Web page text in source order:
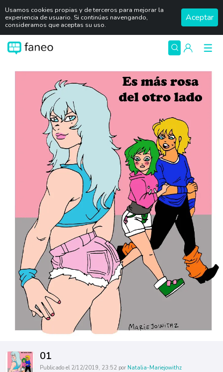
Usamos cookies propias y de terceros para mejorar la
experiencia de usuario. Si continúas navengando,
consideramos que aceptas su uso.
Aceptar
01
Publicado el 2/12/2019, 23:52 por Natalia-Mariejowithz